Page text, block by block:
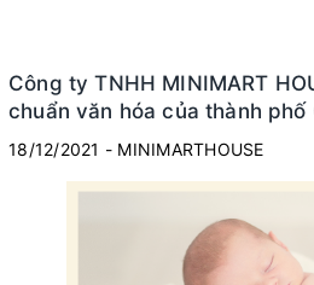
Công ty TNHH MINIMART
chuẩn văn hóa của thành phố
18/12/2021 - MINIMARTHOUSE